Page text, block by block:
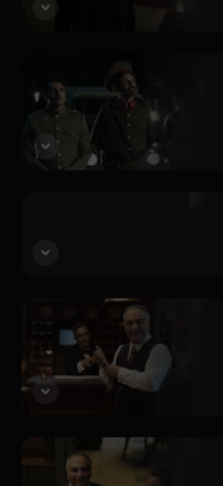
بودن در سکوت بنشیند و
متفقین تحویل داده شود،
و هر دو گیج و گم، همانند
مسیر دیگری را طی می‌کردند
در اشغال، یعنی خطر در کمین